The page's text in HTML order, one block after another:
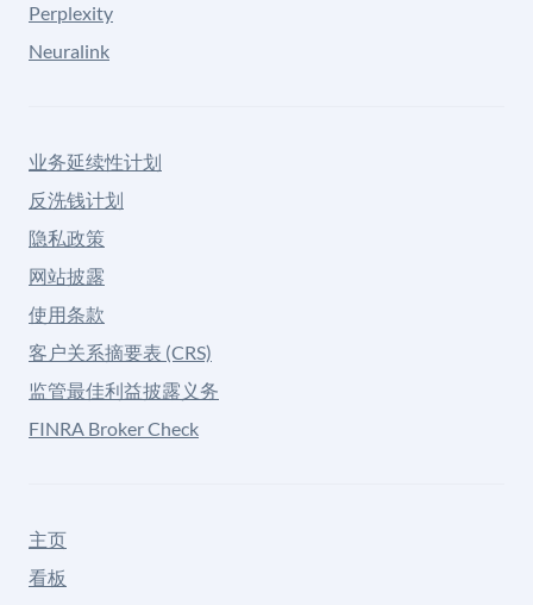
Perplexity
Neuralink
业务延续性计划
反洗钱计划
隐私政策
网站披露
使用条款
客户关系摘要表 (CRS)
监管最佳利益披露义务
FINRA Broker Check
主页
看板